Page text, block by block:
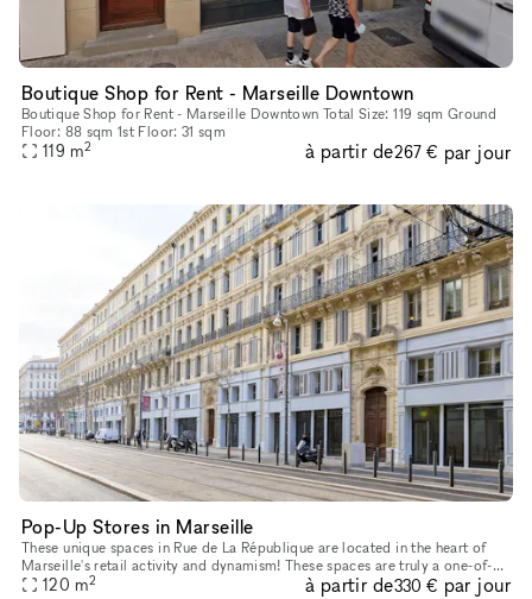
Boutique Shop for Rent - Marseille Downtown
Boutique Shop for Rent - Marseille Downtown Total Size: 119 sqm Ground
Floor: 88 sqm 1st Floor: 31 sqm
119 m2 à partir de267 € par jour
Pop-Up Stores in Marseille
These unique spaces in Rue de La République are located in the heart of
Marseille's retail activity and dynamism! These spaces are truly a one-of-
kind Retail Pop-Up Store opportunity to target the So
120 m2 à partir de330 € par jour